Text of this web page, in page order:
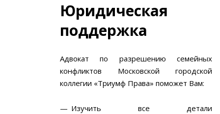
Юридическая
поддержка
Адвокат по разрешению семейных
конфликтов Московской городской
коллегии «Триумф Права» поможет Вам:
Изучить все детали